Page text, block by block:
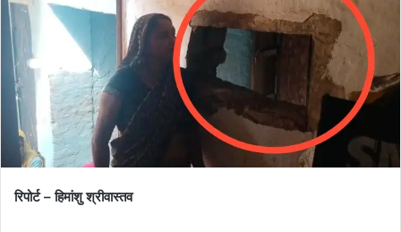
रिपोर्ट – हिमांशु श्रीवास्तव